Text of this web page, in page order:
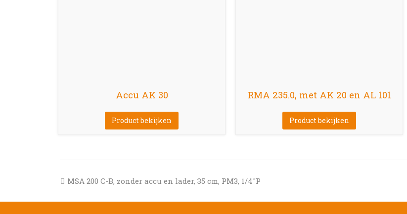
Accu AK 30
Product bekijken
RMA 235.0, met AK 20 en AL 101
Product bekijken
previous
MSA 200 C-B, zonder accu en lader, 35 cm, PM3, 1/4″P